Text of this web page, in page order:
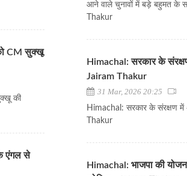
CM सुक्खू
की
एंगल से
आने वाले चुनावों में बड़े बहुमत के
Thakur
Himachal: सरकार के
Jairam Thakur
31 Mar, 2026 20:25
Himachal: सरकार के संरक्षण में
Thakur
Himachal: भाजपा की